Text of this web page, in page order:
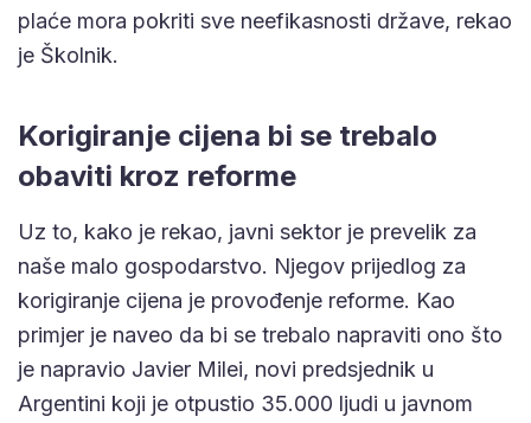
plaće mora pokriti sve neefikasnosti države, rekao
je Školnik.
Korigiranje cijena bi se trebalo
obaviti kroz reforme
Uz to, kako je rekao, javni sektor je prevelik za
naše malo gospodarstvo. Njegov prijedlog za
korigiranje cijena je provođenje reforme. Kao
primjer je naveo da bi se trebalo napraviti ono što
je napravio Javier Milei, novi predsjednik u
Argentini koji je otpustio 35.000 ljudi u javnom